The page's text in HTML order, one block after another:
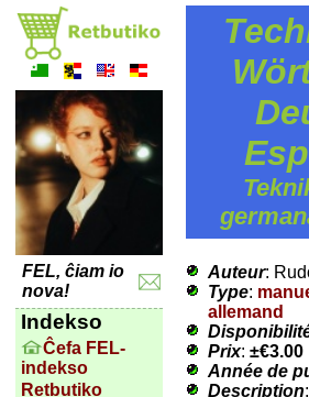
FEL, ĉiam io
nova!
Indekso
Ĉefa FEL-
indekso
Retbutiko
Auteur:
Type:
allemand
Prix: ±€3.00
Année de
Description